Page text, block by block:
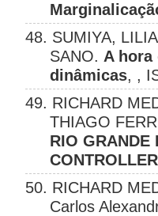
48. SUMIYA,
SANO. A hora
dinâmicas, ,
49. RICHARD
THIAGO
RIO GRANDE
50. RICHARD
Carlos